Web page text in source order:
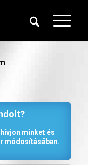
minket és
módosításában.